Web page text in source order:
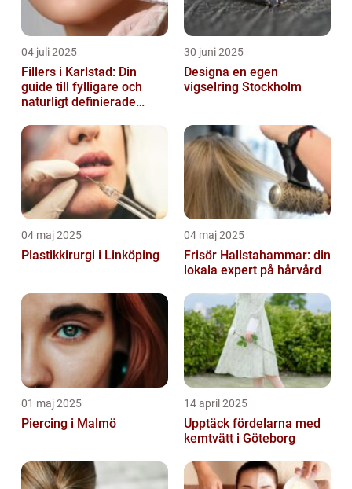
04 juli 2025
Fillers i Karlstad: Din
guide till fylligare och
naturligt definierade
30 juni 2025
Designa en egen
vigselring Stockholm
04 maj 2025
Plastikkirurgi i Linköping
04 maj 2025
Frisör Hallstahammar: din
lokala expert på hårvård
01 maj 2025
Piercing i Malmö
14 april 2025
Upptäck fördelarna med
kemtvätt i Göteborg